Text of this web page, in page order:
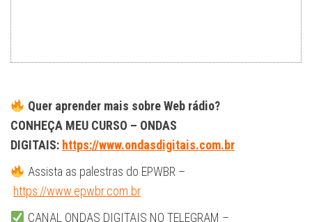
Quer aprender mais sobre Web rádio?
CONHEÇA MEU CURSO – ONDAS
DIGITAIS: https://www.ondasdigitais.com.br
Assista as palestras do EPWBR –
https://www.epwbr.com.br
CANAL ONDAS DIGITAIS NO TELEGRAM –